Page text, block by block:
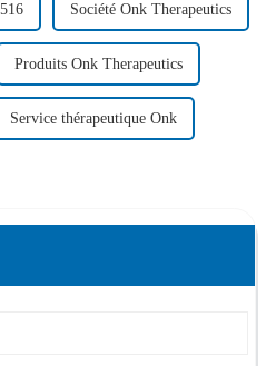
Société Onk Therapeutics
Produits Onk Therapeutics
Service thérapeutique Onk